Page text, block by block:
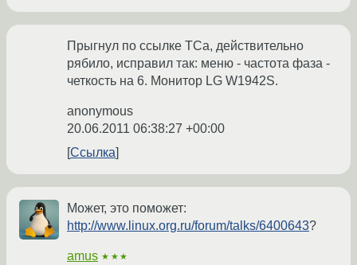
Прыгнул по ссылке ТСа, действительно
рябило, исправил так: меню - частота фаза -
четкость на 6. Монитор LG W1942S.
anonymous
20.06.2011 06:38:27 +00:00
Ссылка
Может, это поможет:
http://www.linux.org.ru/forum/talks/6400643?
amus ★★★